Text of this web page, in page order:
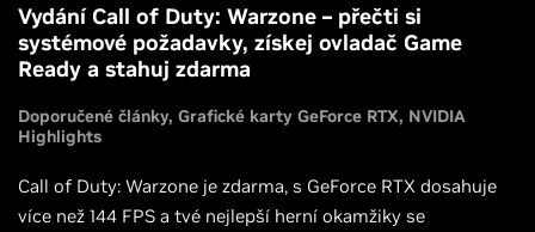
Vydání Call of Duty: Warzone – přečti si
systémové požadavky, získej ovladač Game
Ready a stahuj zdarma
Doporučené články Grafické karty GeForce RTX NVIDIA
Highlights
Call of Duty: Warzone je zdarma, s GeForce RTX dosahuje
více než 144 FPS a tvé nejlepší herní okamžiky se